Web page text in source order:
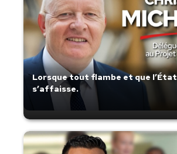
Lorsque tout flambe et que l’État
s’affaisse.